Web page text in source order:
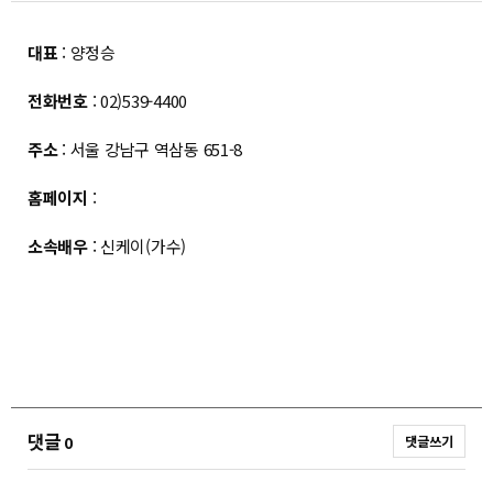
대표: 양정승
전화번호: 02)539-4400
주소: 서울 강남구 역삼동 651-8
홈페이지 :
소속배우: 신케이(가수)
댓글0 댓글쓰기